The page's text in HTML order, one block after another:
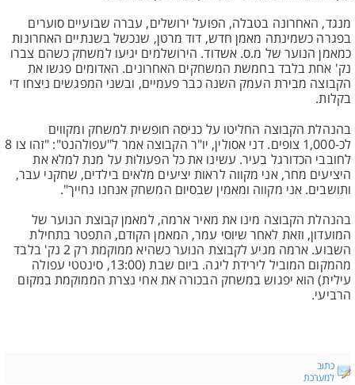
מנגד, האחרונה בטבלה, הפועל ירושלים, עברה שבועיים סוערים
בפגרה כשמינתה מאמן חדש, דוד מרטן, שנכשל בשנתיים האחרונות
כמאמן הנוער של מ.ס. אשדוד. הירושלמים יגיעו למשחק כשהם צברו
נק' אחת בלבד בחמשת המשחקים האחרונים. האדומים פגשו את
הקבוצה מבירת העמק השנה כבר פעמיים, ובשני המפגשים ניצחו די
בקלות.
בהנהלת הקבוצה החליטו על כניסה חופשית למשחק ומקווים
לכ-1,000 צופים. דני אסולין, יו"ר הקבוצה אמר ל"עפולהנט": "זהו צו 8
לחובבי הכדורגל בעיר. עשינו את כל הפעולות על מנת למלא את
היציעים מחר, אני מקווה לראות יציעים מלאים בילדים, שחקני עבר,
ותושבים. אני מקווה ומאמין שבסיום המשחק אנחנו נחייך".
בהנהלת הקבוצה מינו את מאיר ארמה, למאמן קבוצת הנוער של
המועדון, וזאת לאחר שיוסי עמר, המאמן הקודם, התפטר בתחילת
השבוע. ארמה מגיע לקבוצת הנוער כשהיא ממוקמת רק 2 נק' בלבד
מהמקום המוביל לירידת ליגה. ביום שבת (13:00, סינטטי עפולה
עילית) הוא יפגוש במשחק הבכורה את אחי נצרת הממוקמת במקום
הרביעי.
כתוב
למערכת